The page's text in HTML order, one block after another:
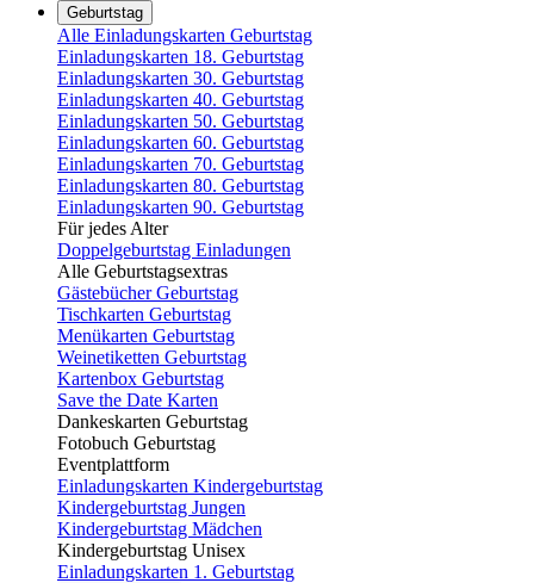
Geburtstag
Alle Einladungskarten Geburtstag
Einladungskarten 18. Geburtstag
Einladungskarten 30. Geburtstag
Einladungskarten 40. Geburtstag
Einladungskarten 50. Geburtstag
Einladungskarten 60. Geburtstag
Einladungskarten 70. Geburtstag
Einladungskarten 80. Geburtstag
Einladungskarten 90. Geburtstag
Für jedes Alter
Doppelgeburtstag Einladungen
Alle Geburtstagsextras
Gästebücher Geburtstag
Tischkarten Geburtstag
Menükarten Geburtstag
Weinetiketten Geburtstag
Kartenbox Geburtstag
Save the Date Karten
Dankeskarten Geburtstag
Fotobuch Geburtstag
Eventplattform
Einladungskarten Kindergeburtstag
Kindergeburtstag Jungen
Kindergeburtstag Mädchen
Kindergeburtstag Unisex
Einladungskarten 1. Geburtstag